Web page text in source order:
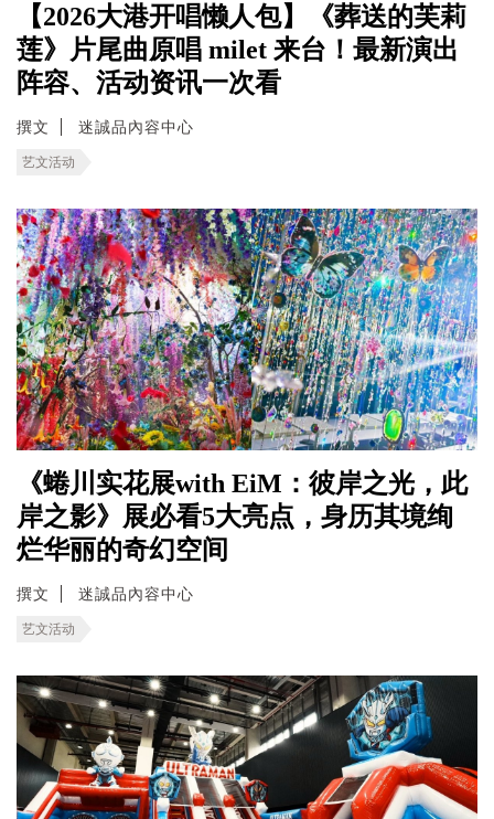
【2026大港开唱懒人包】《葬送的芙莉
莲》片尾曲原唱 milet 来台！最新演出
阵容、活动资讯一次看
撰文 迷誠品內容中心
艺文活动
《蜷川实花展with EiM：彼岸之光，此
岸之影》展必看5大亮点，身历其境绚
烂华丽的奇幻空间
撰文 迷誠品內容中心
艺文活动